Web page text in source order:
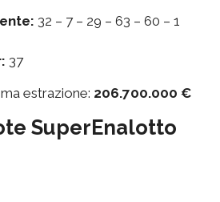
32 – 7 – 29 – 63 – 60 – 1
37
estrazione: 206.700.000 €
SuperEnalotto